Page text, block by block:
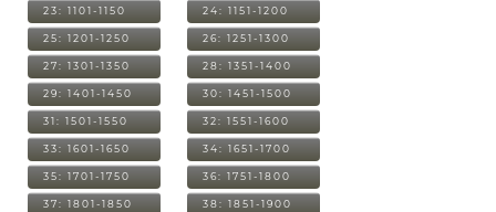
23: 1101-1150 24: 1151-1200
25: 1201-1250 26: 1251-1300
27: 1301-1350 28: 1351-1400
29: 1401-1450 30: 1451-1500
31: 1501-1550 32: 1551-1600
33: 1601-1650 34: 1651-1700
35: 1701-1750 36: 1751-1800
37: 1801-1850 38: 1851-1900